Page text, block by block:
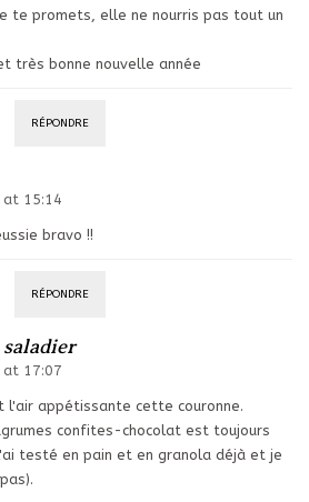
te promets, elle ne nourris pas tout un
très bonne nouvelle année
RÉPONDRE
at 15:14
bravo !!
RÉPONDRE
at 17:07
l'air appétissante cette couronne.
confites-chocolat est toujours
testé en pain et en granola déjà et je